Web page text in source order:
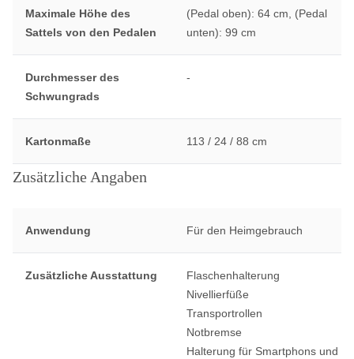
Maximale Höhe des
Sattels von den Pedalen
(Pedal oben): 64 cm, (Pedal
unten): 99 cm
Durchmesser des
Schwungrads
-
Kartonmaße 113 / 24 / 88 cm
Zusätzliche Angaben
Anwendung Für den Heimgebrauch
Zusätzliche Ausstattung
Flaschenhalterung
Nivellierfüße
Transportrollen
Notbremse
Halterung für Smartphons und